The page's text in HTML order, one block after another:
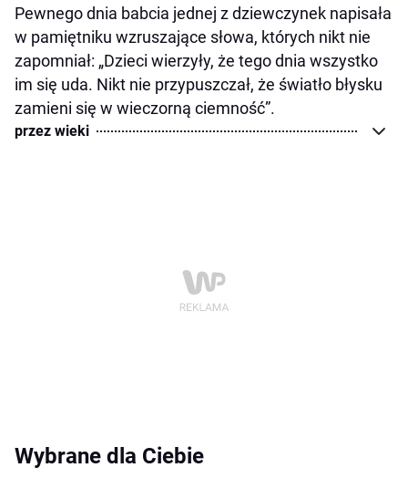
Pewnego dnia babcia jednej z dziewczynek napisała
w pamiętniku wzruszające słowa, których nikt nie
zapomniał: „Dzieci wierzyły, że tego dnia wszystko
im się uda. Nikt nie przypuszczał, że światło błysku
zamieni się w wieczorną ciemność”.
przez wieki
Wybrane dla Ciebie